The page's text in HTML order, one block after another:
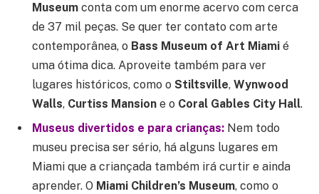
Museum conta com um enorme acervo com cerca
de 37 mil peças. Se quer ter contato com arte
contemporânea, o Bass Museum of Art Miami é
uma ótima dica. Aproveite também para ver
lugares históricos, como o Stiltsville, Wynwood
Walls, Curtiss Mansion e o Coral Gables City Hall.
Museus divertidos e para crianças: Nem todo
museu precisa ser sério, há alguns lugares em
Miami que a criançada também irá curtir e ainda
aprender. O Miami Children’s Museum, como o